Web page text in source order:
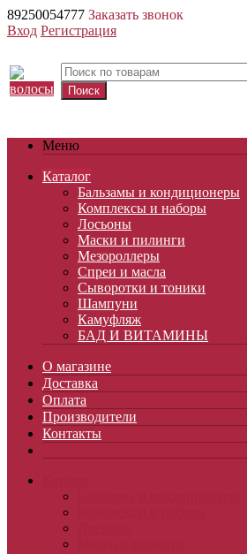
89250054777 Заказать звонок
Вход Регистрация
Меню
Каталог
Бальзамы и кондиционеры
Комплексы и наборы
Лосьоны
Маски и пилинги
Мезороллеры
Спреи и масла
Сыворотки и тоники
Шампуни
Камуфляж
БАД И ВИТАМИНЫ
О магазине
Доставка
Оплата
Производители
Контакты